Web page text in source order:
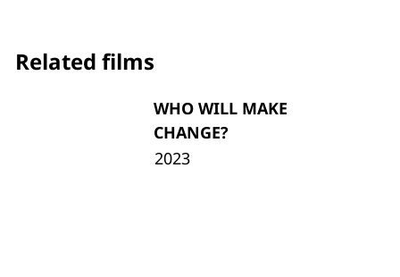
Related films
WHO WILL MAKE
CHANGE?
2023